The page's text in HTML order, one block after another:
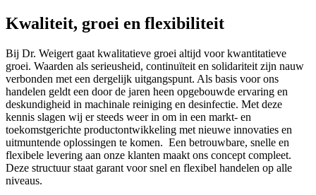
Kwaliteit, groei en flexibiliteit
Bij Dr. Weigert gaat kwalitatieve groei altijd voor kwantitatieve
groei. Waarden als serieusheid, continuïteit en solidariteit zijn nauw
verbonden met een dergelijk uitgangspunt. Als basis voor ons
handelen geldt een door de jaren heen opgebouwde ervaring en
deskundigheid in machinale reiniging en desinfectie. Met deze
kennis slagen wij er steeds weer in om in een markt- en
toekomstgerichte productontwikkeling met nieuwe innovaties en
uitmuntende oplossingen te komen. Een betrouwbare, snelle en
flexibele levering aan onze klanten maakt ons concept compleet.
Deze structuur staat garant voor snel en flexibel handelen op alle
niveaus.